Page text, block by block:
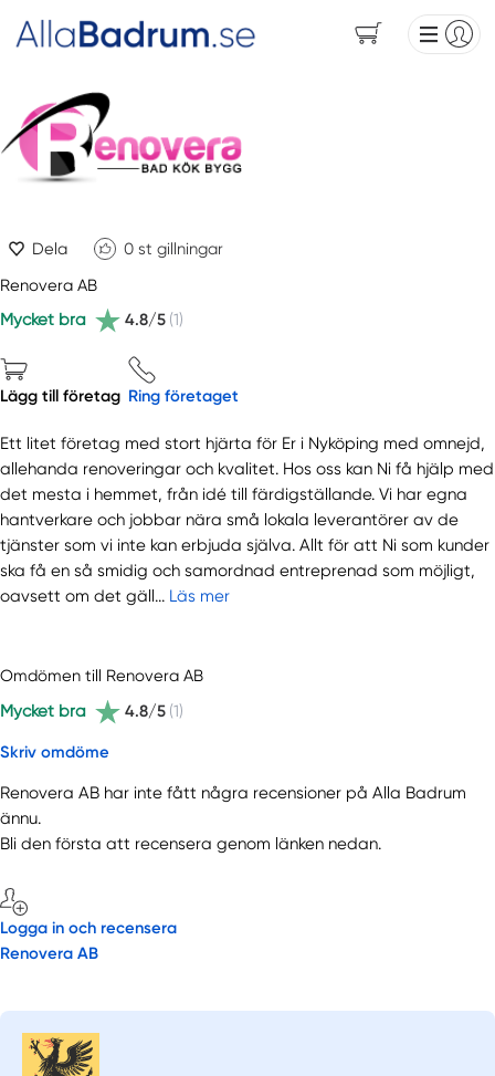
Dela 0 st gillningar
Renovera AB
Mycket bra
4.8/5 (1)
Lägg till företag Ring företaget
Ett litet företag med stort hjärta för Er i Nyköping med omnejd,
allehanda renoveringar och kvalitet. Hos oss kan Ni få hjälp med
det mesta i hemmet, från idé till färdigställande. Vi har egna
hantverkare och jobbar nära små lokala leverantörer av de
tjänster som vi inte kan erbjuda själva. Allt för att Ni som kunder
ska få en så smidig och samordnad entreprenad som möjligt,
oavsett om det gäll... Läs mer
Omdömen till Renovera AB
Mycket bra
4.8/5 (1)
Skriv omdöme
Renovera AB har inte fått några recensioner på Alla Badrum
ännu.
Bli den första att recensera genom länken nedan.
Logga in och recensera
Renovera AB